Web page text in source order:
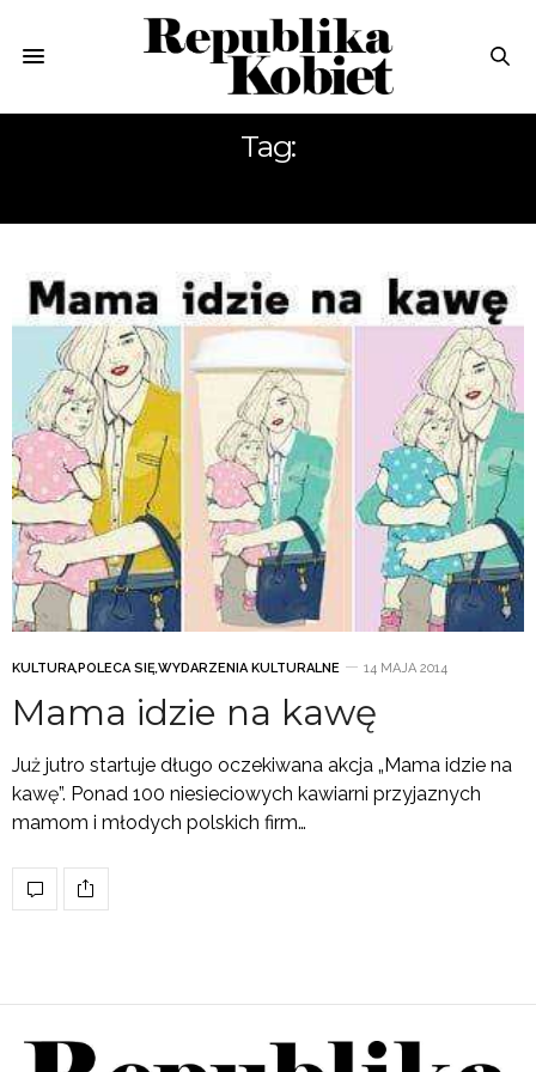
Tag:
KULTURA,POLECA SIĘ,WYDARZENIA KULTURALNE 14 MAJA 2014
Mama idzie na kawę
Już jutro startuje długo oczekiwana akcja „Mama idzie na
kawę”. Ponad 100 niesieciowych kawiarni przyjaznych
mamom i młodych polskich firm…